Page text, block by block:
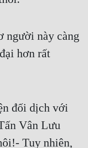
người này càng
hơn rất
đối dịch với
Vân Lưu
Tuy nhiên,